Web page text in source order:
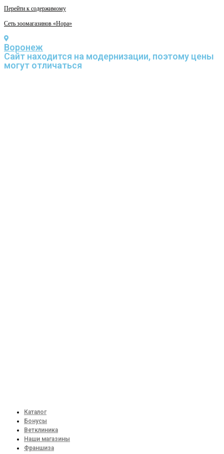
Перейти к содержимому
Сеть зоомагазинов «Нора»
Воронеж
Cайт находится на модернизации, поэтому цены
могут отличаться
Каталог
Бонусы
Ветклиника
Наши магазины
Франшиза